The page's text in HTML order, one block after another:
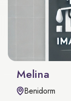
Melina
Benidorm